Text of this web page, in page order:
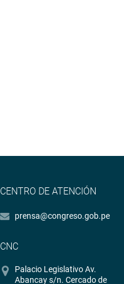
CENTRO DE ATENCIÓN
prensa@congreso.gob.pe
CNC
Palacio Legislativo Av.
Abancay s/n. Cercado de